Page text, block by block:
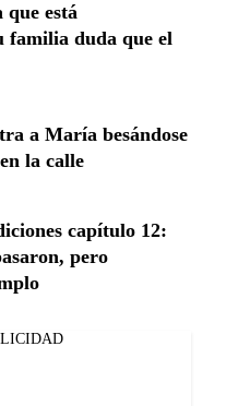
que está
familia duda que el
a María besándose
la calle
capítulo 12:
pero